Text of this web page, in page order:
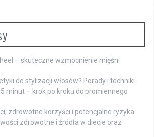
– skuteczne wzmocnienie mięśni
do stylizacji włosów? Porady i techniki
minut – krok po kroku do promiennego
zdrowotne korzyści i potencjalne ryzyka
zdrowotne i źródła w diecie oraz